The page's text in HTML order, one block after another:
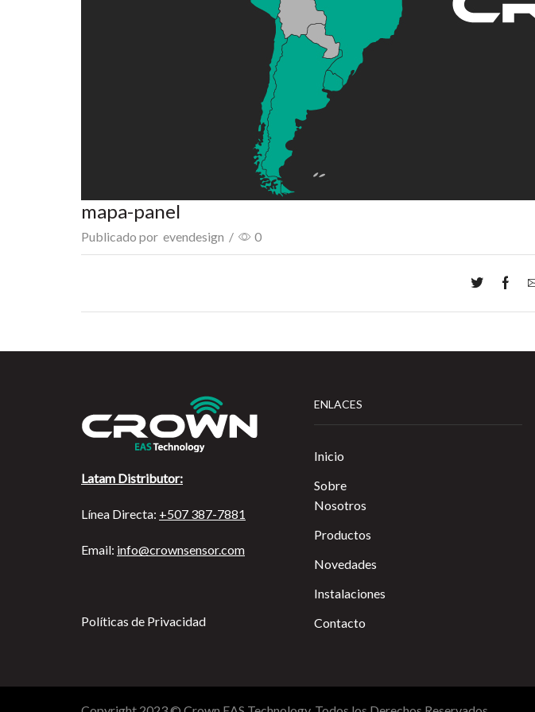
mapa-panel
Publicado por evendesign / 0
Latam Distributor:
Línea Directa: +507 387-7881
Email: info@crownsensor.com
Políticas de Privacidad
ENLACES
Inicio
Sobre
Nosotros
Productos
Novedades
Instalaciones
Contacto